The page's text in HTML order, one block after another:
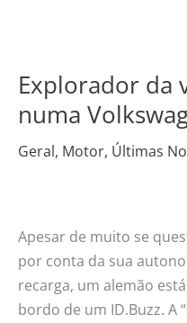
Explorador da
numa
Geral, Motor, Últimas
Apesar de muito se
por conta da sua
recarga, um alemão
bordo de um ID.Buzz. A
Explorador
volta
ao
Volkswagen
Kombi
elétrica